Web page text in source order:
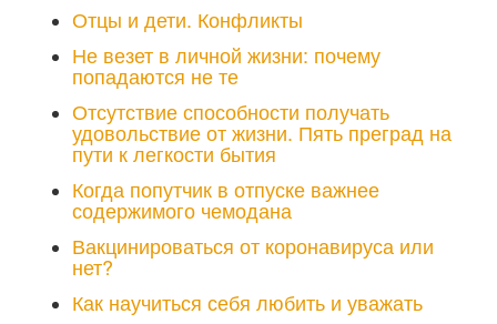
Отцы и дети. Конфликты
Не везет в личной жизни: почему
попадаются не те
Отсутствие способности получать
удовольствие от жизни. Пять преград на
пути к легкости бытия
Когда попутчик в отпуске важнее
содержимого чемодана
Вакцинироваться от коронавируса или
нет?
Как научиться себя любить и уважать